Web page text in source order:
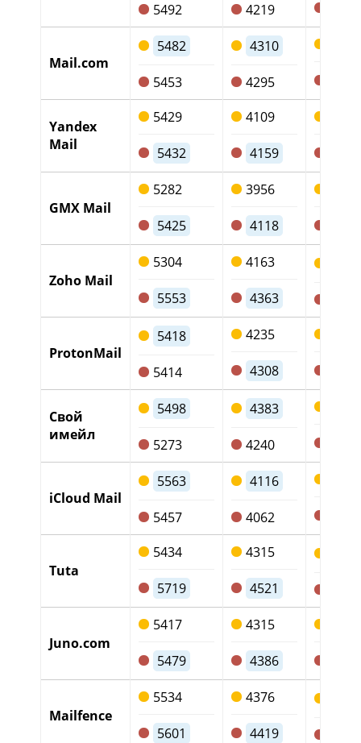
5492 4219
Mail.com
5482
5453
4310
4295
Yandex
Mail
5429
5432
4109
4159
GMX Mail
5282
5425
3956
4118
Zoho Mail
5304
5553
4163
4363
ProtonMail
5418
5414
4235
4308
Свой
имейл
5498
5273
4383
4240
iCloud Mail
5563
5457
4116
4062
Tuta
5434
5719
4315
4521
Juno.com
5417
5479
4315
4386
Mailfence
5534
5601
4376
4419